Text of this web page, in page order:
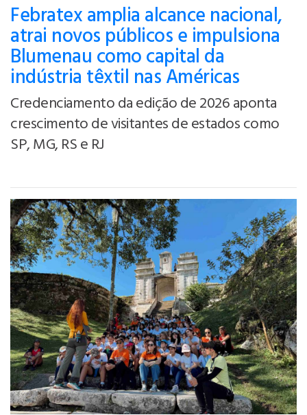
Febratex amplia alcance nacional,
atrai novos públicos e impulsiona
Blumenau como capital da
indústria têxtil nas Américas
Credenciamento da edição de 2026 aponta
crescimento de visitantes de estados como
SP, MG, RS e RJ